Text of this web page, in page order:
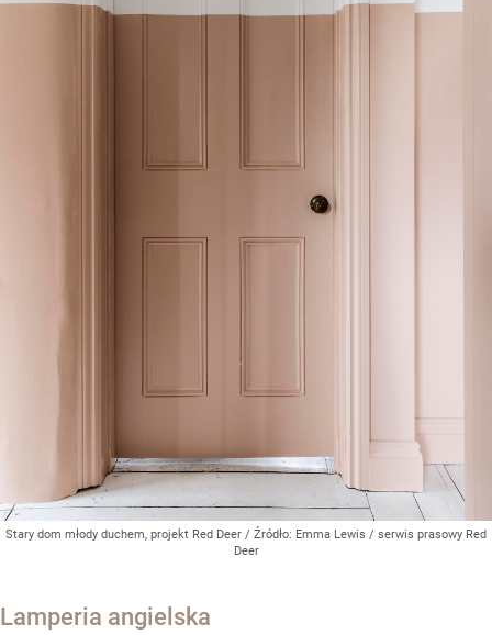
Stary dom młody duchem, projekt Red Deer / Źródło: Emma Lewis / serwis prasowy Red
Deer
Lamperia angielska